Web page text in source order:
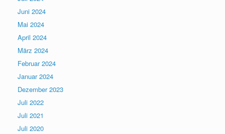
Juni 2024
Mai 2024
April 2024
März 2024
Februar 2024
Januar 2024
Dezember 2023
Juli 2022
Juli 2021
Juli 2020